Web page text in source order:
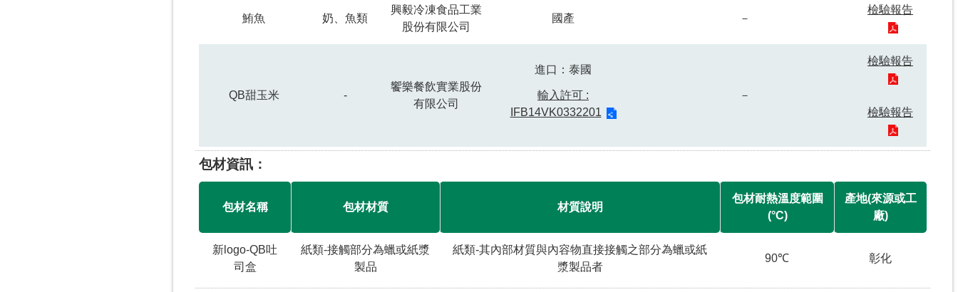
鮪魚 奶、魚類
興毅冷凍食品工業
股份有限公司
國產 －
檢驗報告
QB甜玉米 -
饗樂餐飲實業股份
有限公司
進口：泰國
輸入許可 :
IFB14VK0332201
－
檢驗報告
檢驗報告
包材資訊
包材名稱 包材材質 材質說明
包材耐熱溫度範圍
(°C)
產地(來源或工
廠)
新logo-QB吐
司盒
紙類-接觸部分為蠟或紙漿
製品
紙類-其內部材質與內容物直接接觸之部分為蠟或紙
漿製品者
90℃ 彰化